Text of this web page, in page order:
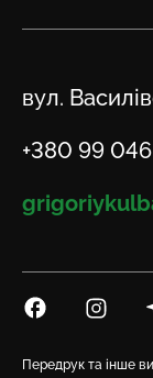
Адреса
вул.
Телефон
+380 99
Email
Посилання на
Передрук та інше